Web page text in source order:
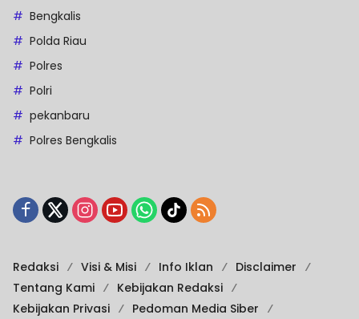
Bengkalis
Polda Riau
Polres
Polri
pekanbaru
Polres Bengkalis
Redaksi Visi & Misi Info Iklan
Disclaimer
Tentang Kami
Kebijakan Redaksi
Kebijakan Privasi
Pedoman Media Siber